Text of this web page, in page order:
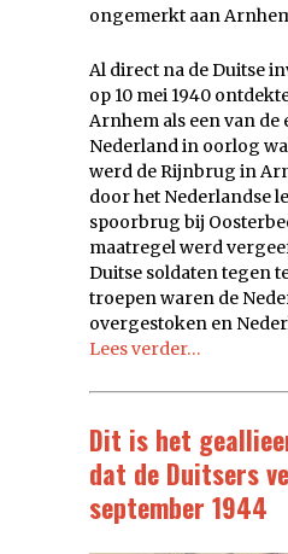
ongemerkt aan
Al direct na de Duitse
op 10 mei 1940
Arnhem als een van de
Nederland in oorlog
werd de Rijnbrug in
door het Nederlandse
spoorbrug bij
maatregel werd
Duitse soldaten tegen
troepen waren de
overgestoken en
Lees verder…
Dit is het
dat de Duitsers
september 1944